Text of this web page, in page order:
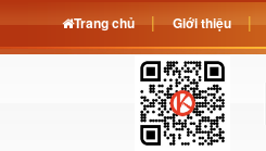
Trang chủ Giới thiệu